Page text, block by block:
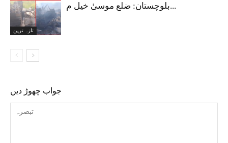
تازہ ترین
بلوچستان: ضلع موسیٰ خیل م...
جواب چھوڑ دیں